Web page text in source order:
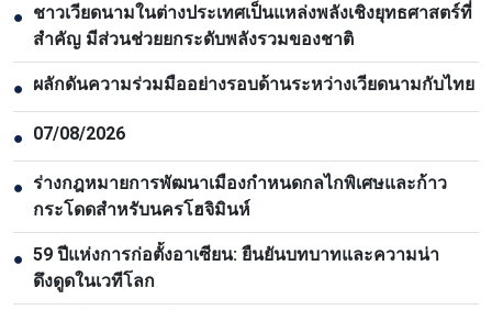
● ชาวเวียดนามในต่างประเทศเป็นแหล่งพลังเชิงยุทธศาสตร์ที่
สำคัญ มีส่วนช่วยยกระดับพลังรวมของชาติ
● ผลักดันความร่วมมืออย่างรอบด้านระหว่างเวียดนามกับไทย
● 07/08/2026
● ร่างกฎหมายการพัฒนาเมืองกำหนดกลไกพิเศษและก้าว
กระโดดสำหรับนครโฮจิมินห์
● 59 ปีแห่งการก่อตั้งอาเซียน: ยืนยันบทบาทและความน่า
ดึงดูดในเวทีโลก